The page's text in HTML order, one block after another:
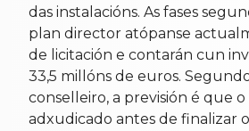
das instalacións. As fases
plan director atópanse
de licitación e contarán cun
33,5 millóns de euros.
conselleiro, a previsión é que
adxudicado antes de finalizar